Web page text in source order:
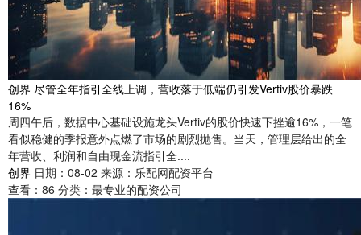
创界 尽管全年指引全线上调，营收落于低端仍引发Vertiv股价暴跌
16%
周四午后，数据中心基础设施龙头Vertiv的股价快速下挫逾16%，一笔
看似稳健的季报意外点燃了市场的剧烈抛售。当天，管理层给出的全
年营收、利润和自由现金流指引全....
创界 日期：08-02 来源：乐配网配资平台
查看： 86 分类： 最专业的配资公司